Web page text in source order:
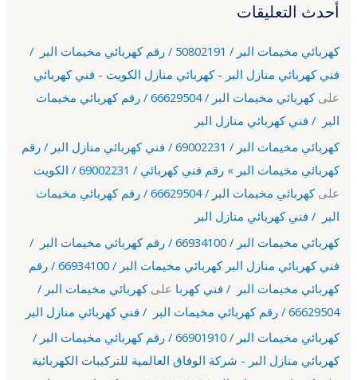
أحدث التعليقات
كهربائي مخيمات البر / 50802191 / رقم كهربائي مخيمات البر /
فني كهربائي منازل البر - كهربائي منازل الكويت - فني كهربائي
على
كهربائي مخيمات البر / 66629504 / رقم كهربائي مخيمات
البر / فني كهربائي منازل البر
كهربائي مخيمات البر / 69002231 / فني كهربائي منازل البر / رقم
كهربائي مخيمات البر » رقم فني كهربائي / 69002231 / الكويت
على
كهربائي مخيمات البر / 66629504 / رقم كهربائي مخيمات
البر / فني كهربائي منازل البر
كهربائي مخيمات البر / 66934100 / رقم كهربائي مخيمات البر /
فني كهربائي منازل البر كهربائي مخيمات البر / 66934100 / رقم
كهربائي مخيمات البر / فني كهربا علىكهربائي مخيمات البر /
66629504 / رقم كهربائي مخيمات البر / فني كهربائي منازل البر
كهربائي مخيمات البر / 66901910 / رقم كهربائي مخيمات البر /
كهربائي منازل البر - شركة الوفاق العالمية للتركيبات الكهربائية